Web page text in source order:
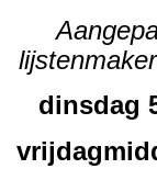
dinsdag